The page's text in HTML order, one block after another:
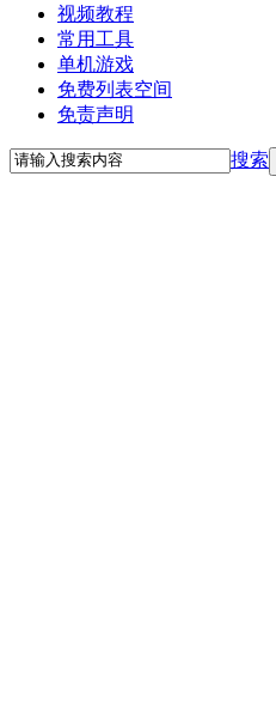
视频教程
常用工具
单机游戏
免费列表空间
免责声明
搜索